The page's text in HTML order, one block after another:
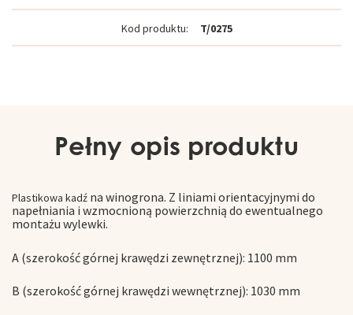
Kod produktu: T/0275
Pełny opis produktu
Plastikowa kadź na winogrona. Z liniami orientacyjnymi do
napełniania i wzmocnioną powierzchnią do ewentualnego
montażu wylewki.
A (szerokość górnej krawędzi zewnętrznej): 1100 mm
B (szerokość górnej krawędzi wewnętrznej): 1030 mm